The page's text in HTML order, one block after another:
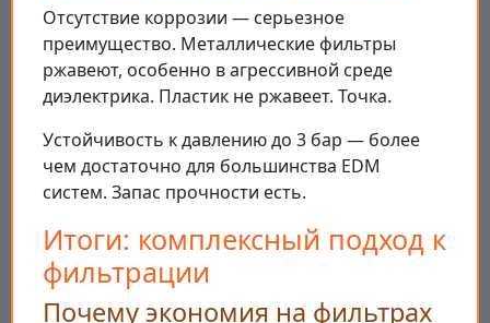
Отсутствие коррозии — серьезное
преимущество. Металлические фильтры
ржавеют, особенно в агрессивной среде
диэлектрика. Пластик не ржавеет. Точка.
Устойчивость к давлению до 3 бар — более
чем достаточно для большинства EDM
систем. Запас прочности есть.
Итоги: комплексный подход к
фильтрации
Почему экономия на фильтрах